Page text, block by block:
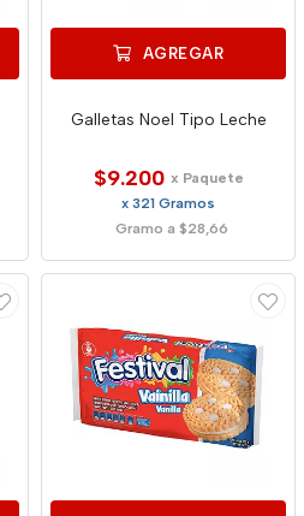
AGREGAR
Galletas Noel Tipo Leche
$9.200 x Paquete
x 321 Gramos
Gramo a $28,66